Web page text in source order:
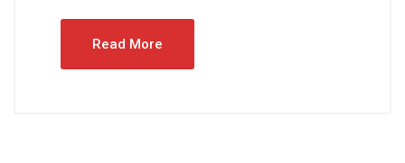
Read More